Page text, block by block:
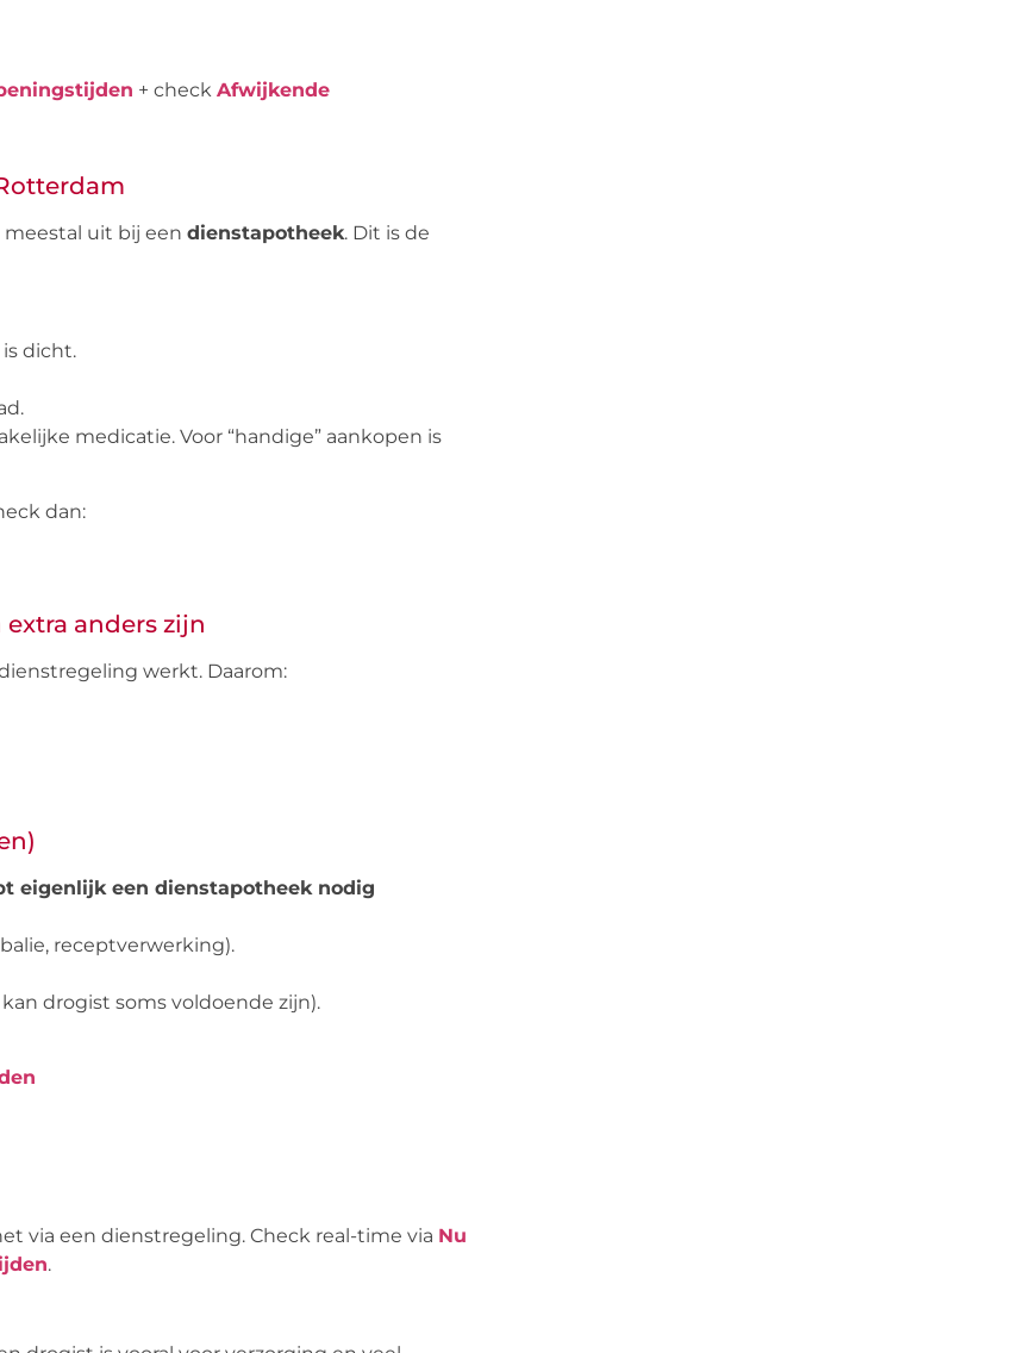
+ check Afwijkende
uit bij een dienstapotheek. Dit is de
dicht.
medicatie. Voor “handige” aankopen is
dan:
anders zijn
werkt. Daarom:
eigenlijk een dienstapotheek nodig
receptverwerking).
drogist soms voldoende zijn).
via een dienstregeling. Check real-time via Nu
.